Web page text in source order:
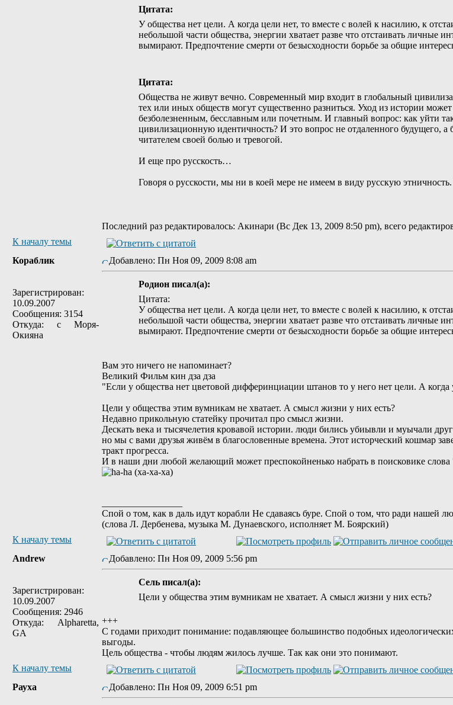
Цитата:
У общества нет цели. А когда цели нет, то вместе с волей к насилию, к
небольшой части общества, энергии хватает разве что отстаивать личные
вымирают. Предпочтение смерти от безысходности борьбе за общие
Цитата:
Общества не живут вечно. Современный мир входит в глобальный
тех или иных обществ могут существенно разниться. Уход из истории
безболезненным, бесславным или почетным. И главный вопрос: как уйти
цивилизационную идентичность? И это вопрос не отдаленного будущего,
читателем своей болью и тревогой.
И еще про русскость…
Говоря о русскости, мы ни в коей мере не имеем в виду русскую
Последний раз редактировалось: Акинари (Вс Дек 13, 2009 8:50 pm), всего
К началу темы
Кораблик
Зарегистрирован:
10.09.2007
Сообщения: 3154
Откуда: с Моря-
Окияна
Добавлено: Пн Ноя 09, 2009 8:08 am
Родион писал(а):
Цитата:
У общества нет цели. А когда цели нет, то вместе с волей к насилию, к
небольшой части общества, энергии хватает разве что отстаивать личные
вымирают. Предпочтение смерти от безысходности борьбе за общие
Вам это ничего не напоминает?
Великий Фильм кин дза дза
"Если у общества нет цветовой дифферинциации штанов то у него нет цели. А
Цели у общества этим вумникам не хватает. А смысл жизни у них есть?
Недавно прикольную статейку прочитал про смысл жизни.
Дескать века и тысячелетия кровавой истории. люди бились убиывли и муычали
но мы с вами друзья живём в благословенные времена. Этот исторческий кошмар
тракт прогресса.
И в наши дни любой желающий может преспокойненько набрать в поисковике
Спой о том, как в даль идут корабли Не сдаваясь буре. Спой о том, что ради нашей
(слова Л. Дербенева, музыка М. Дунаевского, исполняет М. Боярский)
К началу темы
Andrew
Зарегистрирован:
10.09.2007
Сообщения: 2946
Откуда: Alpharetta,
GA
Добавлено: Пн Ноя 09, 2009 5:56 pm
Сель писал(а):
Цели у общества этим вумникам не хватает. А смысл жизни у них есть?
+++
С годами приходит понимание: подавляющее большинство подобных
выгоды.
Цель общества - чтобы людям жилось лучше. Так как они это понимают.
К началу темы
Рауха
Добавлено: Пн Ноя 09, 2009 6:51 pm